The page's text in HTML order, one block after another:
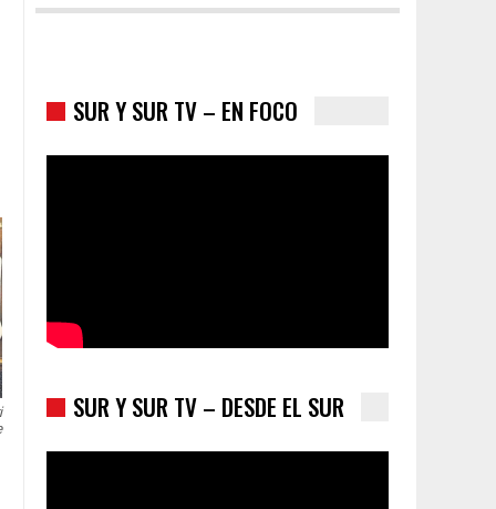
SUR Y SUR TV – EN FOCO
SUR Y SUR TV – DESDE EL SUR